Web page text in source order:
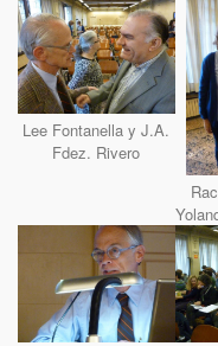
Lee Fontanella y J.A.
Fdez. Rivero